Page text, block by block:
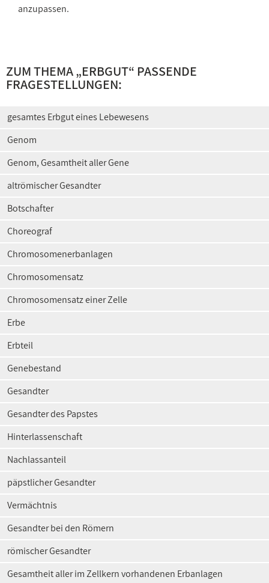
anzupassen.
ZUM THEMA „ERBGUT“ PASSENDE
FRAGESTELLUNGEN:
gesamtes Erbgut eines Lebewesens
Genom
Genom, Gesamtheit aller Gene
altrömischer Gesandter
Botschafter
Choreograf
Chromosomenerbanlagen
Chromosomensatz
Chromosomensatz einer Zelle
Erbe
Erbteil
Genebestand
Gesandter
Gesandter des Papstes
Hinterlassenschaft
Nachlassanteil
päpstlicher Gesandter
Vermächtnis
Gesandter bei den Römern
römischer Gesandter
Gesamtheit aller im Zellkern vorhandenen Erbanlagen